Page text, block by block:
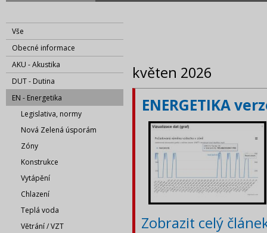
Vše
Obecné informace
AKU - Akustika
DUT - Dutina
EN - Energetika
Legislativa, normy
Nová Zelená úsporám
Zóny
Konstrukce
Vytápění
Chlazení
Teplá voda
Větrání / VZT
květen 2026
ENERGETIKA
Zobrazit celý